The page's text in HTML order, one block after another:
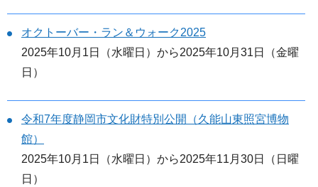
オクトーバー・ラン＆ウォーク2025
2025年10月1日（水曜日）から2025年10月31日（金曜
日）
令和7年度静岡市文化財特別公開（久能山東照宮博物
館）
2025年10月1日（水曜日）から2025年11月30日（日曜
日）